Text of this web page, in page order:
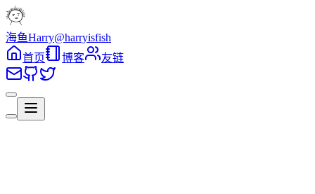
海鱼Harry@harryisfish
首页
博客 友链